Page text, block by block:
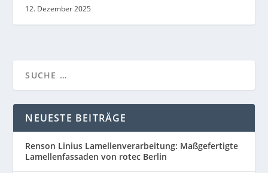
12. Dezember 2025
NEUESTE BEITRÄGE
Renson Linius Lamellenverarbeitung: Maßgefertigte
Lamellenfassaden von rotec Berlin